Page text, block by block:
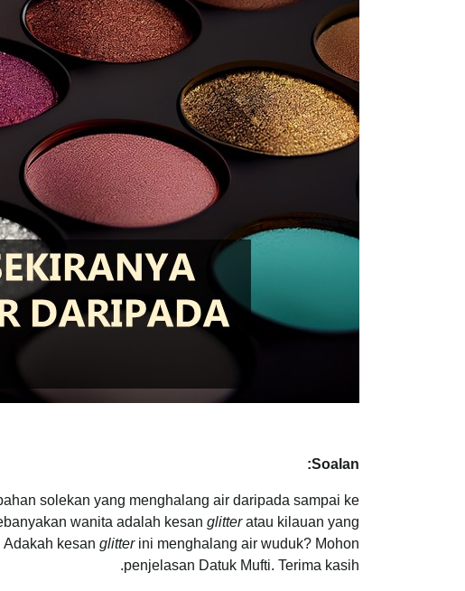
Soalan:
solekan yang menghalang air daripada sampai ke
wanita adalah kesan glitteratau kilauan yang
kesan glitterini menghalang air wuduk? Mohon
penjelasan Datuk Mufti. Terima kasih.